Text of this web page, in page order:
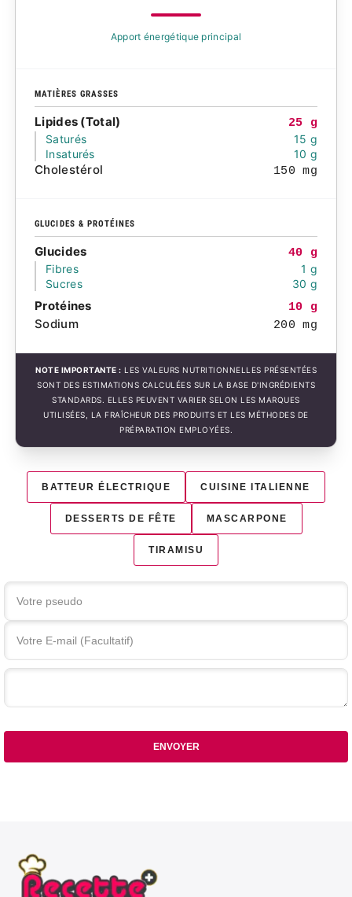
Apport énergétique principal
MATIÈRES GRASSES
Lipides (Total)
25 g
Saturés
15 g
Insaturés
10 g
Cholestérol 150 mg
GLUCIDES & PROTÉINES
Glucides
40 g
Fibres
1 g
Sucres
30 g
Protéines 10 g
Sodium 200 mg
NOTE IMPORTANTE : LES VALEURS NUTRITIONNELLES PRÉSENTÉES
SONT DES ESTIMATIONS CALCULÉES SUR LA BASE D'INGRÉDIENTS
STANDARDS. ELLES PEUVENT VARIER SELON LES MARQUES
UTILISÉES, LA FRAÎCHEUR DES PRODUITS ET LES MÉTHODES DE
PRÉPARATION EMPLOYÉES.
BATTEUR ÉLECTRIQUE CUISINE ITALIENNE
DESSERTS DE FÊTE MASCARPONE
TIRAMISU
Votre commentaire
ENVOYER